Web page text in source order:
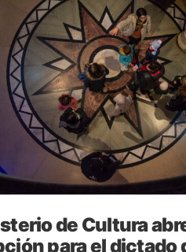
de Cultura
para el dictado